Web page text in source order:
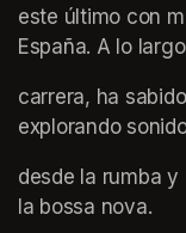
este último con
España. A lo
carrera, ha
explorando
desde la rumba
la bossa nova.